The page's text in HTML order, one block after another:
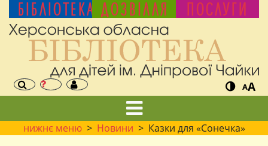
БІБЛІОТЕКА ДОЗВІЛЛЯ ПОСЛУГИ
AA
нижнє меню> Новини > Казки для «Сонечка»